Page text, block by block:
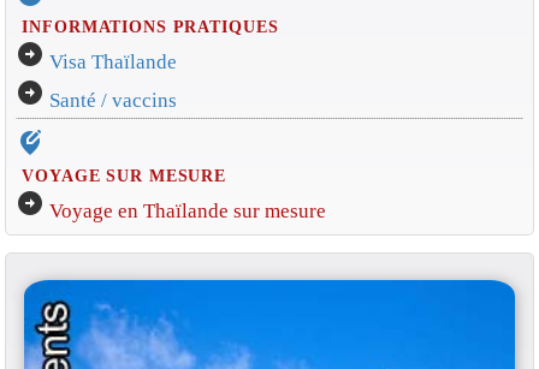
INFORMATIONS PRATIQUES
arrow_circle_right Visa Thaïlande
arrow_circle_right Santé / vaccins
edit_location_alt
VOYAGE SUR MESURE
arrow_circle_right Voyage en Thaïlande sur mesure